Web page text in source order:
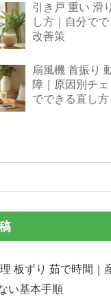
引き戸 重い 滑
し方｜自分で
改善策
扇風機 首振り
障｜原因別チ
でできる直し方
板ずり 茹で時間｜
い基本手順